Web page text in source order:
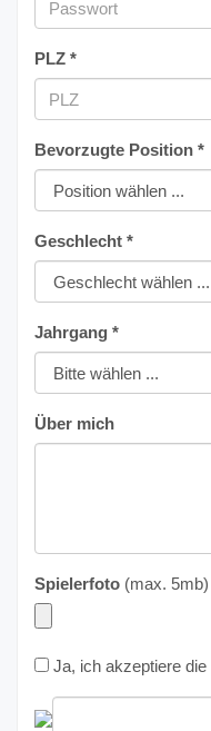
PLZ *
Bevorzugte Position *
Geschlecht *
Jahrgang *
Über mich
Spielerfoto (max. 5mb)
Ja, ich akzeptiere die